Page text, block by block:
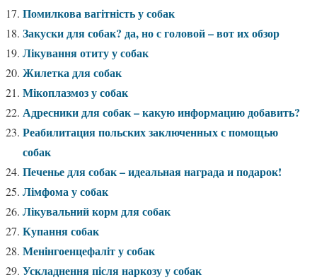
Помилкова вагітність у собак
Закуски для собак? да, но с головой – вот их обзор
Лікування отиту у собак
Жилетка для собак
Мікоплазмоз у собак
Адресники для собак – какую информацию добавить?
Реабилитация польских заключенных с помощью
собак
Печенье для собак – идеальная награда и подарок!
Лімфома у собак
Лікувальний корм для собак
Купання собак
Менінгоенцефаліт у собак
Ускладнення після наркозу у собак